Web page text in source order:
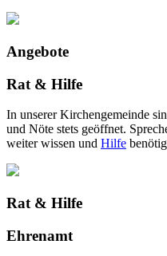
Angebote
Rat & Hilfe
In unserer Kirchengemeinde
und Nöte stets geöffnet.
weiter wissen und Hilfe
Rat & Hilfe
Ehrenamt